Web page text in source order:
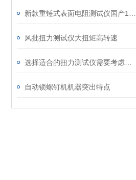
风批扭力测试仪大扭矩高转速
自动锁螺钉机机器突出特点